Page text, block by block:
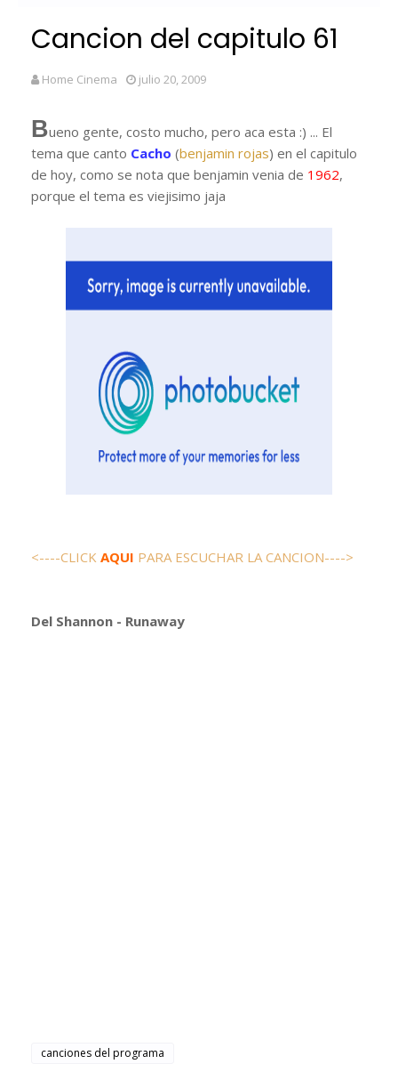
Cancion del capitulo 61
Home Cinema julio 20, 2009
Bueno gente, costo mucho, pero aca esta :) ... El
tema que canto Cacho (benjamin rojas) en el capitulo
de hoy, como se nota que benjamin venia de 1962,
porque el tema es viejisimo jaja
<----CLICK AQUI PARA ESCUCHAR LA CANCION---->
Del Shannon - Runaway
canciones del programa